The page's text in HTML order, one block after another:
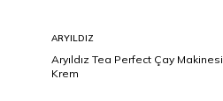
ARYILDIZ
Aryıldız Tea Perfect Çay Makinesi
Krem